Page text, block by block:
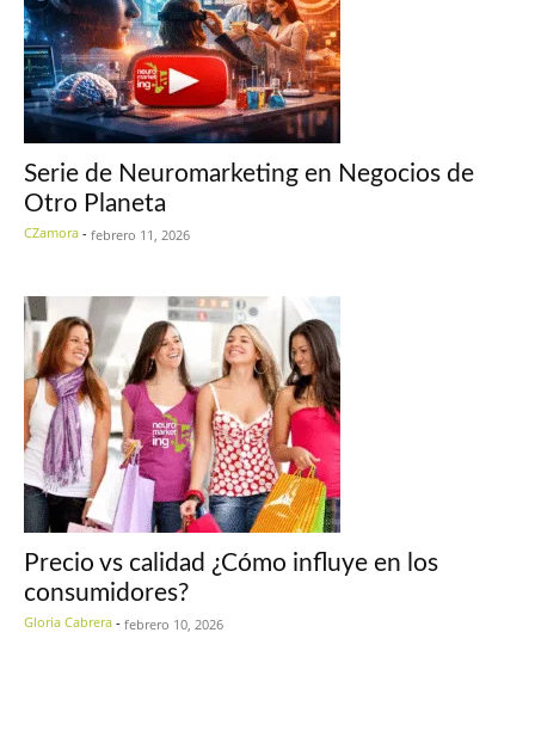
Serie de Neuromarketing en Negocios de
Otro Planeta
CZamora - febrero 11, 2026
Precio vs calidad ¿Cómo influye en los
consumidores?
Gloria Cabrera - febrero 10, 2026